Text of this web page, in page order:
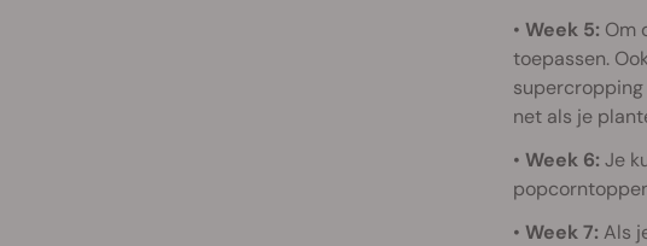
• Week 5: Om
toepassen.
net als je
• Week 6: Je
• Week 7: Als